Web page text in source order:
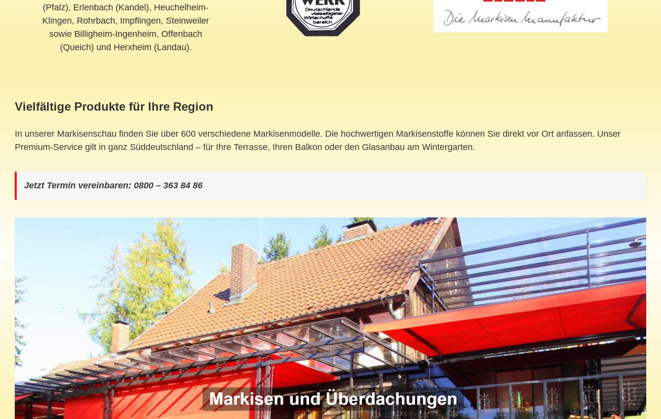
(Pfalz), Erlenbach (Kandel), Heuchelheim-
Klingen, Rohrbach, Impflingen, Steinweiler
sowie Billigheim-Ingenheim, Offenbach
(Queich) und Herxheim (Landau).
Vielfältige Produkte für Ihre Region
In unserer Markisenschau finden Sie über 600 verschiedene Markisenmodelle. Die hochwertigen Markisenstoffe können Sie direkt vor Ort anfassen. Unser
Premium-Service gilt in ganz Süddeutschland – für Ihre Terrasse, Ihren Balkon oder den Glasanbau am Wintergarten.
Jetzt Termin vereinbaren: 0800 – 363 84 86